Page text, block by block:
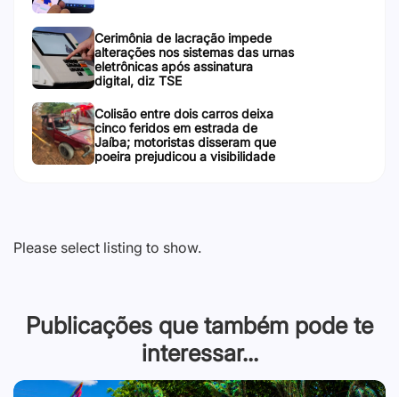
Cerimônia de lacração impede
alterações nos sistemas das urnas
eletrônicas após assinatura
digital, diz TSE
Colisão entre dois carros deixa
cinco feridos em estrada de
Jaíba; motoristas disseram que
poeira prejudicou a visibilidade
Please select listing to show.
Publicações que também pode te
interessar...